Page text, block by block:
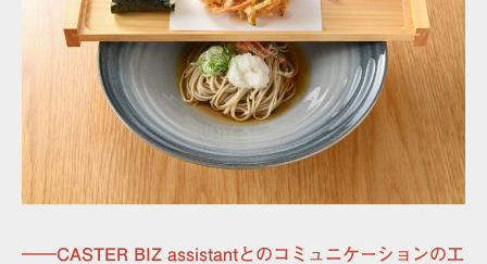
――CASTER BIZ assistantとのコミュニケーションの工